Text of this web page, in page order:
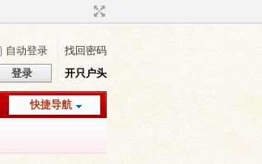
自动登录
找回密码
登录 开只户头
快捷导航